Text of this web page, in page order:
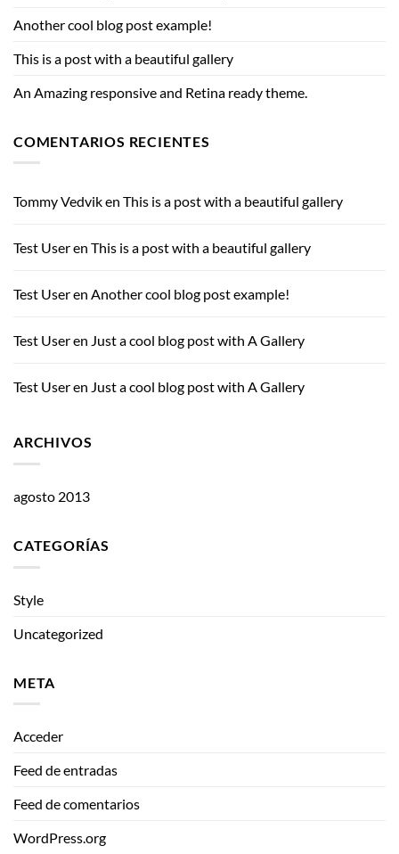
Another cool blog post example!
This is a post with a beautiful gallery
An Amazing responsive and Retina ready theme.
COMENTARIOS RECIENTES
Tommy Vedviken This is a post with a beautiful gallery
Test Useren This is a post with a beautiful gallery
Test Useren Another cool blog post example!
Test Useren Just a cool blog post with A Gallery
Test Useren Just a cool blog post with A Gallery
ARCHIVOS
agosto 2013
CATEGORÍAS
Style
Uncategorized
META
Acceder
Feed de entradas
Feed de comentarios
WordPress.org